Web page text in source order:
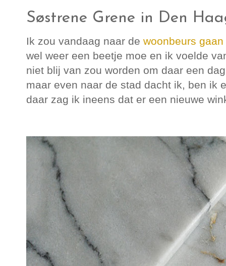
Søstrene Grene in Den
Ik zou vandaag naar de woonbeurs
wel weer een beetje moe en ik voelde
niet blij van zou worden om daar een
maar even naar de stad dacht ik, ben ik
daar zag ik ineens dat er een nieuwe